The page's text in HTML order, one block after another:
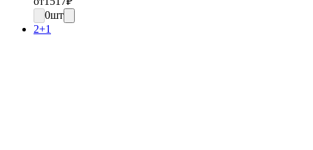
0шт
2+1